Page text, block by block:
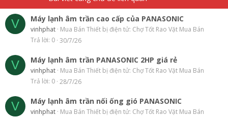
V Máy lạnh âm trần cao cấp của PANASONIC
vinhphat Mua Bán Thiết bị điện tử: Chợ Tốt Rao Vặt Mua Bán
Trả lời 0 30/7/26
V Máy lạnh âm trần PANASONIC 2HP giá rẻ
vinhphat Mua Bán Thiết bị điện tử: Chợ Tốt Rao Vặt Mua Bán
Trả lời 0 28/7/26
V Máy lạnh âm trần nối ống gió PANASONIC
vinhphat Mua Bán Thiết bị điện tử: Chợ Tốt Rao Vặt Mua Bán